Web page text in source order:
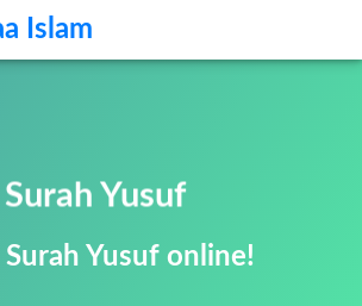
Islam
Surah Yusuf
Surah Yusuf online!